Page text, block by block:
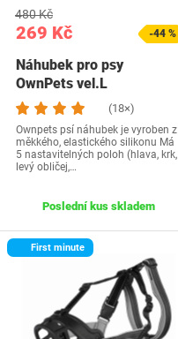
269 Kč
480 Kč
-44 %
Náhubek pro psy
OwnPets vel.L
(18×)
Ownpets psí náhubek je vyroben z
měkkého, elastického silikonu Má
5 nastavitelných poloh (hlava, krk,
levý obličej,…
Poslední kus skladem
First minute